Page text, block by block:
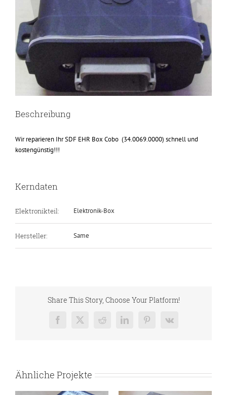
Beschreibung
Wir reparieren Ihr SDF EHR Box Cobo (34.0069.0000) schnell und
kostengünstig!!!
Kerndaten
Elektronikteil: Elektronik-Box
Hersteller: Same
Share This Story, Choose Your Platform!
Facebook
X RedditLinkedInPinterest
Vk
Ähnliche Projekte